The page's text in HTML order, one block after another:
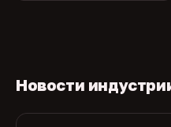
Новости